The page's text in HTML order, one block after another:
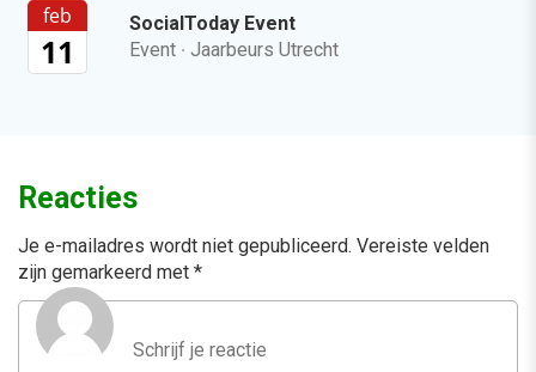
feb
11
SocialToday Event
Event · Jaarbeurs Utrecht
Reacties
Je e-mailadres wordt niet gepubliceerd. Vereiste velden
zijn gemarkeerd met *